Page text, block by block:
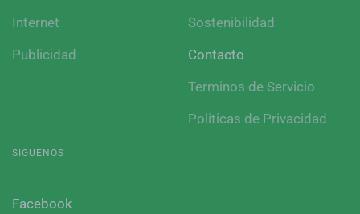
Internet
Publicidad
Sostenibilidad
Contacto
Terminos de Servicio
Politicas de Privacidad
SIGUENOS
Facebook